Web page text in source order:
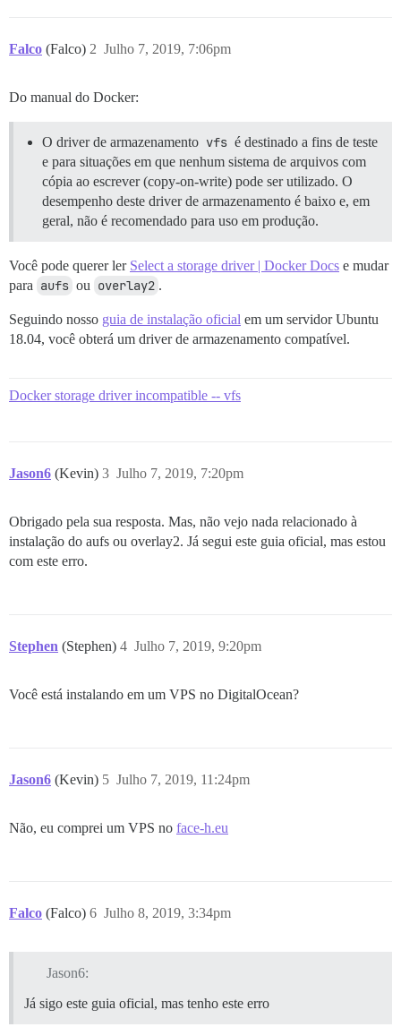
Falco (Falco) Julho 7, 2019, 7:06pm
2
Do manual do Docker:
O driver de armazenamento vfs é destinado a fins de teste
e para situações em que nenhum sistema de arquivos com
cópia ao escrever (copy-on-write) pode ser utilizado. O
desempenho deste driver de armazenamento é baixo e, em
geral, não é recomendado para uso em produção.
Você pode querer ler Select a storage driver | Docker Docs e mudar
para aufs ou overlay2 .
Seguindo nosso guia de instalação oficial em um servidor Ubuntu
18.04, você obterá um driver de armazenamento compatível.
Docker storage driver incompatible -- vfs
Jason6 (Kevin) Julho 7, 2019, 7:20pm
3
Obrigado pela sua resposta. Mas, não vejo nada relacionado à
instalação do aufs ou overlay2. Já segui este guia oficial, mas estou
com este erro.
Stephen (Stephen) Julho 7, 2019, 9:20pm
4
Você está instalando em um VPS no DigitalOcean?
Jason6 (Kevin) Julho 7, 2019, 11:24pm
5
Não, eu comprei um VPS no face-h.eu
Falco (Falco) Julho 8, 2019, 3:34pm
6
Jason6:
Já sigo este guia oficial, mas tenho este erro